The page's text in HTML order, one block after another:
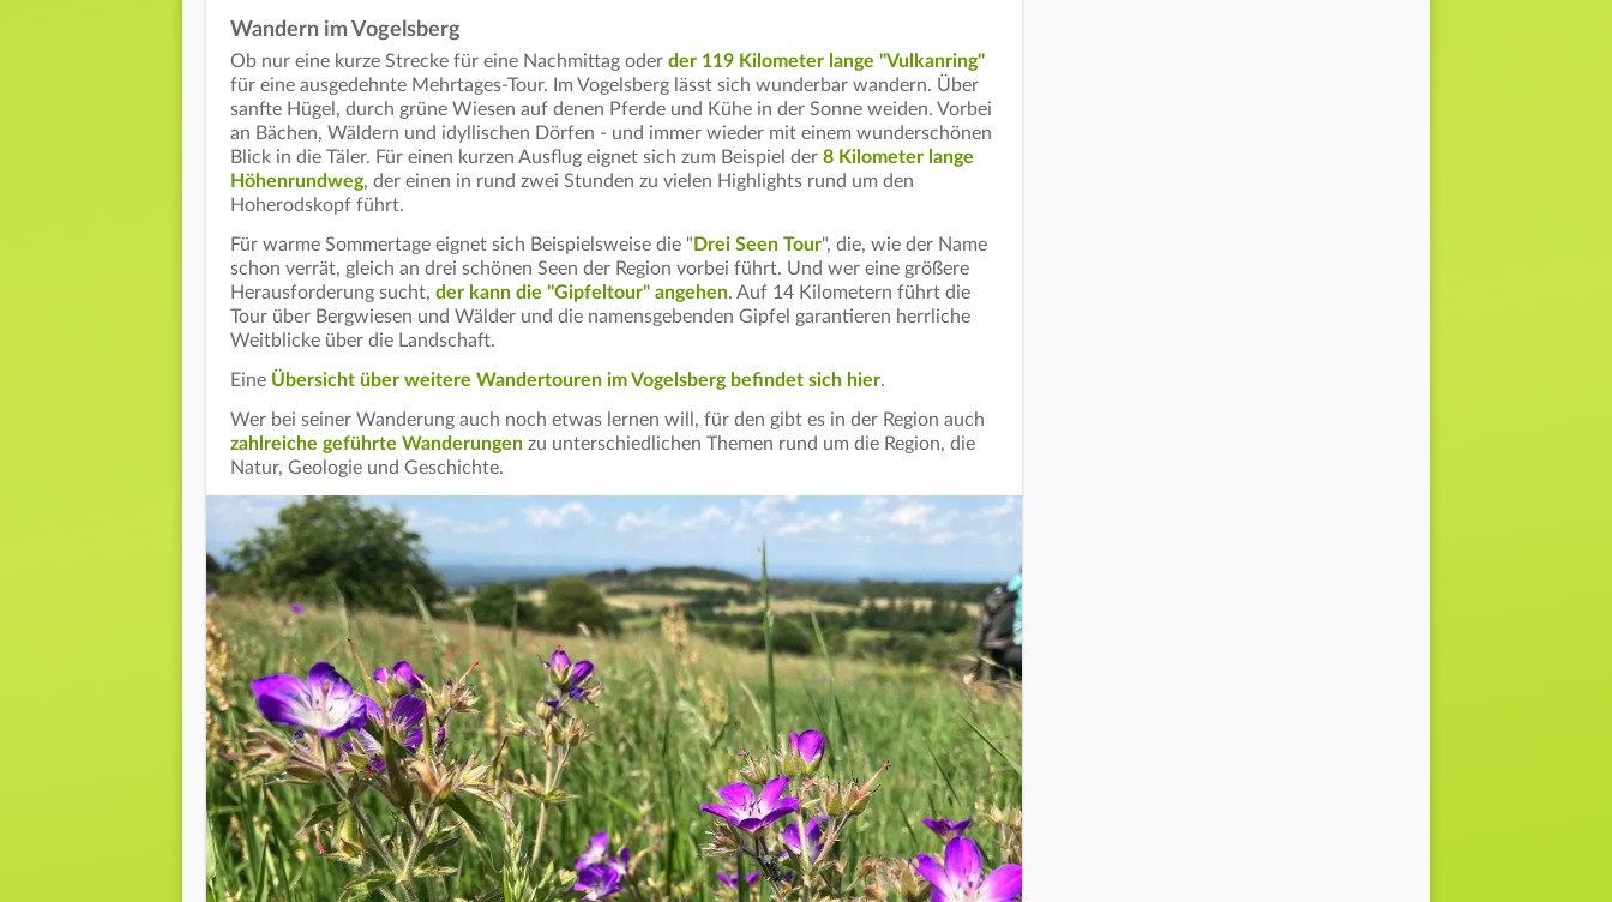
Wandern im Vogelsberg
Ob nur eine kurze Strecke für eine Nachmittag oder der 119 Kilometer lange "Vulkanring"
für eine ausgedehnte Mehrtages-Tour. Im Vogelsberg lässt sich wunderbar wandern. Über
sanfte Hügel, durch grüne Wiesen auf denen Pferde und Kühe in der Sonne weiden. Vorbei
an Bächen, Wäldern und idyllischen Dörfen - und immer wieder mit einem wunderschönen
Blick in die Täler. Für einen kurzen Ausflug eignet sich zum Beispiel der 8 Kilometer lange
Höhenrundweg, der einen in rund zwei Stunden zu vielen Highlights rund um den
Hoherodskopf führt.
Für warme Sommertage eignet sich Beispielsweise die " Drei Seen Tour", die, wie der Name
schon verrät, gleich an drei schönen Seen der Region vorbei führt. Und wer eine größere
Herausforderung sucht, der kann die "Gipfeltour" angehen. Auf 14 Kilometern führt die
Tour über Bergwiesen und Wälder und die namensgebenden Gipfel garantieren herrliche
Weitblicke über die Landschaft.
Eine Übersicht über weitere Wandertouren im Vogelsberg befindet sich hier.
Wer bei seiner Wanderung auch noch etwas lernen will, für den gibt es in der Region auch
zahlreiche geführte Wanderungen zu unterschiedlichen Themen rund um die Region, die
Natur, Geologie und Geschichte.